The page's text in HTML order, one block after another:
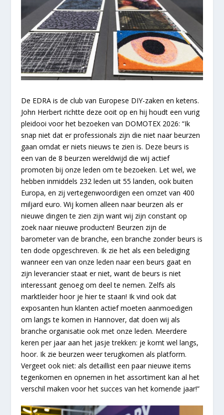
De EDRA is de club van Europese DIY-zaken en ketens.
John Herbert richtte deze ooit op en hij houdt een vurig
pleidooi voor het bezoeken van DOMOTEX 2026: “Ik
snap niet dat er professionals zijn die niet naar beurzen
gaan omdat er niets nieuws te zien is. Deze beurs is
een van de 8 beurzen wereldwijd die wij actief
promoten bij onze leden om te bezoeken. Let wel, we
hebben inmiddels 232 leden uit 55 landen, ook buiten
Europa, en zij vertegenwoordigen een omzet van 400
miljard euro. Wij komen alleen naar beurzen als er
nieuwe dingen te zien zijn want wij zijn constant op
zoek naar nieuwe producten! Beurzen zijn de
barometer van de branche, een branche zonder beurs is
ten dode opgeschreven. Ik zie het als een belediging
wanneer een van onze leden naar een beurs gaat en
zijn leverancier staat er niet, want de beurs is niet
interessant genoeg om deel te nemen. Zelfs als
marktleider hoor je hier te staan! Ik vind ook dat
exposanten hun klanten actief moeten aanmoedigen
om langs te komen in Hannover, dat doen wij als
branche organisatie ook met onze leden. Meerdere
keren per jaar aan het jasje trekken: je komt wel langs,
hoor. Ik zie beurzen weer terugkomen als platform.
Vergeet ook niet: als detaillist een paar nieuwe items
tegenkomen en opnemen in het assortiment kan al het
verschil maken voor het succes van het komende jaar!”